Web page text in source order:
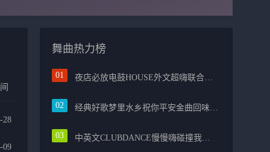
28
09
舞曲热力榜
夜店必放电鼓HOUSE外文超嗨联合爱的路上千万里PROG包房漫步上头
经典好歌梦里水乡祝你平安金曲回味融合光辉岁月气氛中文兄弟串烧
中英文CLUBDANCE慢慢嗨碰撞我的中国心光辉岁月弹鼓车载